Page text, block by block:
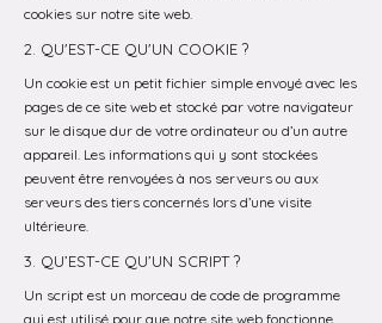
cookies sur notre site web.
2. QU'EST-CE QU'UN COOKIE ?
Un cookie est un petit fichier simple envoyé avec les
pages de ce site web et stocké par votre navigateur
sur le disque dur de votre ordinateur ou d’un autre
appareil. Les informations qui y sont stockées
peuvent être renvoyées à nos serveurs ou aux
serveurs des tiers concernés lors d’une visite
ultérieure.
3. QU’EST-CE QU’UN SCRIPT ?
Un script est un morceau de code de programme
qui est utilisé pour que notre site web fonctionne